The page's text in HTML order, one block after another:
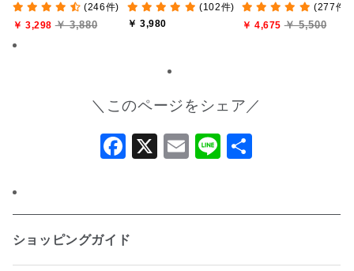
しゃけめんたい入り【送
料込/沖縄県送料別途】
【化粧箱包装付】
(246件)
￥ 3,298 ￥ 3,880
途】【化粧箱包装付/オン
ライン限定】
(102件)
￥ 3,980
料無料/沖縄県送料別途】
【化粧箱包装付/オンライ
(277件)
￥ 4,675 ￥ 5,500
＼このページをシェア／
Facebook
X Email
Line
ショッピングガイド